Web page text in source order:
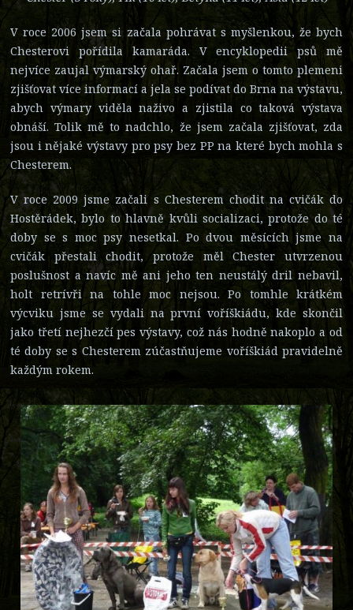
V roce 2006 jsem si začala pohrávat s myšlenkou, že bych
Chesterovi pořídila kamaráda. V encyklopedii psů mě
nejvíce zaujal výmarský ohař. Začala jsem o tomto plemeni
zjišťovat více informací a jela se podívat do Brna na výstavu,
abych výmary viděla naživo a zjistila co taková výstava
obnáší. Tolik mě to nadchlo, že jsem začala zjišťovat, zda
jsou i nějaké výstavy pro psy bez PP na které bych mohla s
Chesterem.
V roce 2009 jsme začali s Chesterem chodit na cvičák do
Hostěrádek, bylo to hlavně kvůli socializaci, protože do té
doby se s moc psy nesetkal. Po dvou měsících jsme na
cvičák přestali chodit, protože měl Chester utvrzenou
poslušnost a navíc mě ani jeho ten neustálý dril nebavil,
holt retrívři na tohle moc nejsou. Po tomhle krátkém
výcviku jsme se vydali na první voříškiádu, kde skončil
jako třetí nejhezčí pes výstavy, což nás hodně nakoplo a od
té doby se s Chesterem zúčastňujeme voříškiád pravidelně
každým rokem.